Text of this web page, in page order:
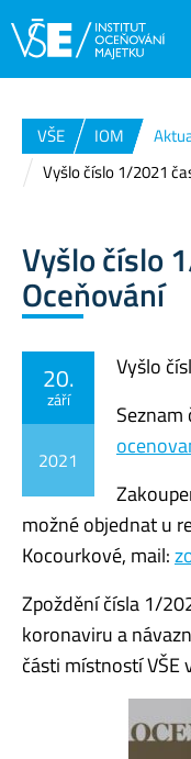
VŠE IOM
Vyšlo číslo 1/2021
Vyšlo číslo
Oceňování
20.
září
2021
Vyšlo
možné objednat u
Kocourkové, mail:
Zpoždění čísla 1/
koronaviru a
části místností VŠE